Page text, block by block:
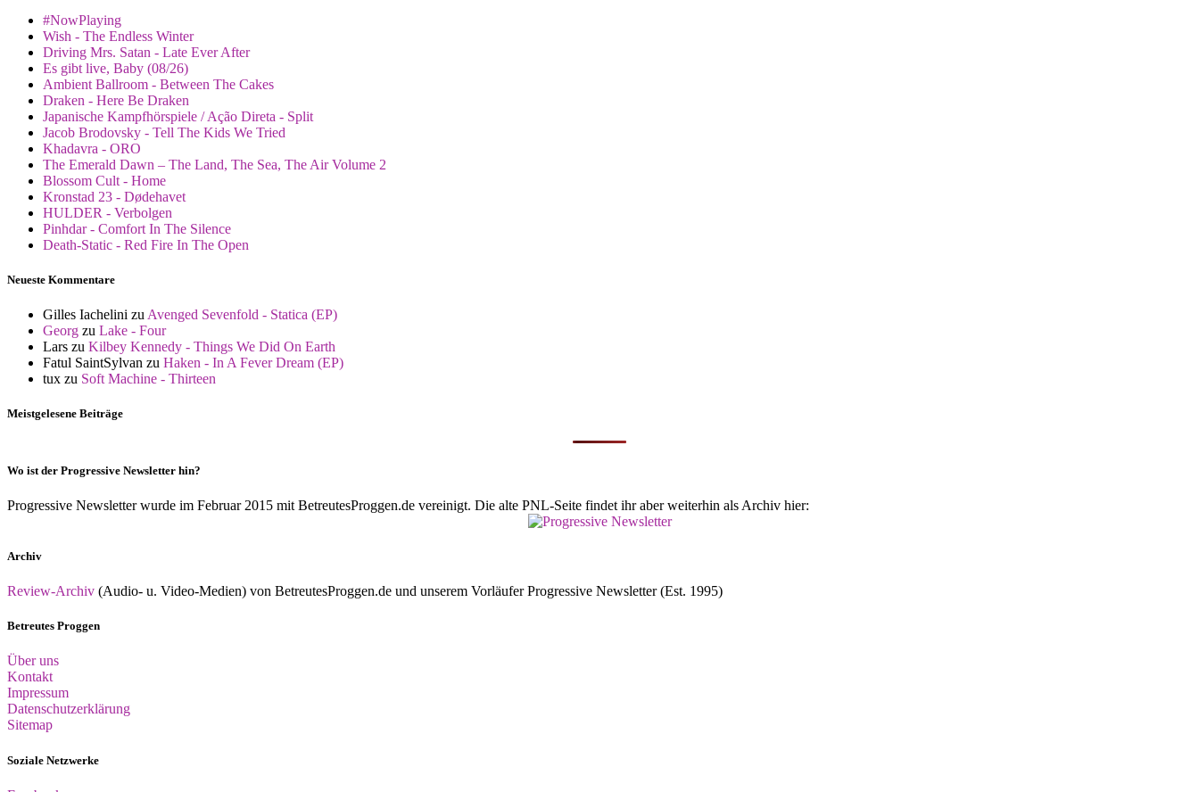
#NowPlaying
Wish - The Endless Winter
Driving Mrs. Satan - Late Ever After
Es gibt live, Baby (08/26)
Ambient Ballroom - Between The Cakes
Draken - Here Be Draken
Japanische Kampfhörspiele / Ação Direta - Split
Jacob Brodovsky - Tell The Kids We Tried
Khadavra - ORO
The Emerald Dawn – The Land, The Sea, The Air Volume 2
Blossom Cult - Home
Kronstad 23 - Dødehavet
HULDER - Verbolgen
Pinhdar - Comfort In The Silence
Death-Static - Red Fire In The Open
Neueste Kommentare
Gilles Iachelini zu Avenged Sevenfold - Statica (EP)
Georg zu Lake - Four
Lars zu Kilbey Kennedy - Things We Did On Earth
Fatul SaintSylvan zu Haken - In A Fever Dream (EP)
tux zu Soft Machine - Thirteen
Meistgelesene Beiträge
Wo ist der Progressive Newsletter hin?
Progressive Newsletter wurde im Februar 2015 mit BetreutesProggen.de vereinigt. Die alte PNL-Seite findet ihr aber weiterhin als Archiv hier:
Archiv
Review-Archiv (Audio- u. Video-Medien) von BetreutesProggen.de und unserem Vorläufer Progressive Newsletter (Est. 1995)
Betreutes Proggen
Über uns
Kontakt
Impressum
Datenschutzerklärung
Sitemap
Soziale Netzwerke